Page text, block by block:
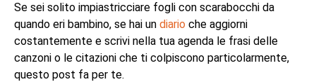
Se sei solito impiastricciare fogli con scarabocchi da
quando eri bambino, se hai un diario che aggiorni
costantemente e scrivi nella tua agenda le frasi delle
canzoni o le citazioni che ti colpiscono particolarmente,
questo post fa per te.